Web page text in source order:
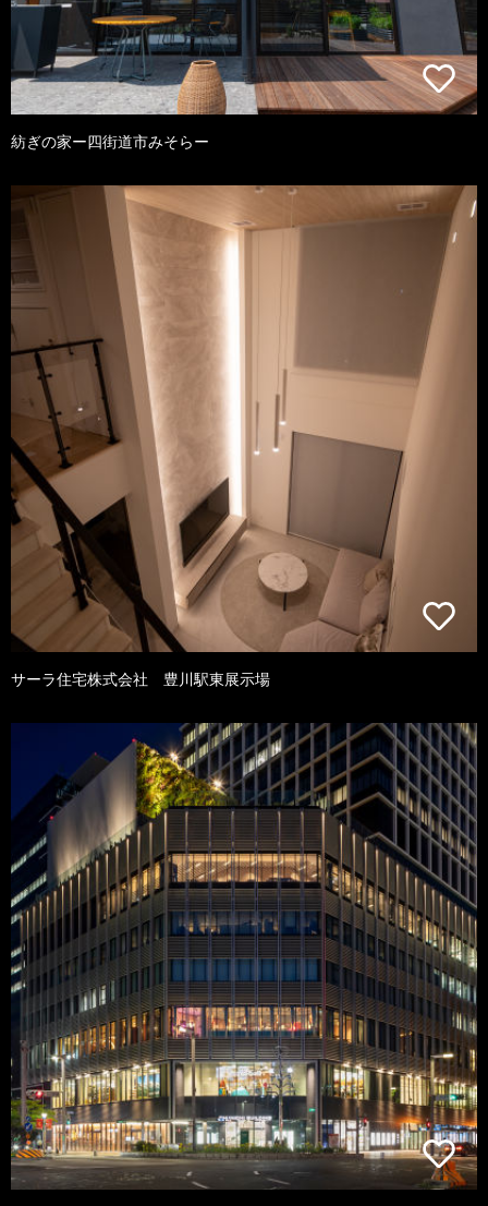
紡ぎの家ー四街道市みそらー
サーラ住宅株式会社 豊川駅東展示場